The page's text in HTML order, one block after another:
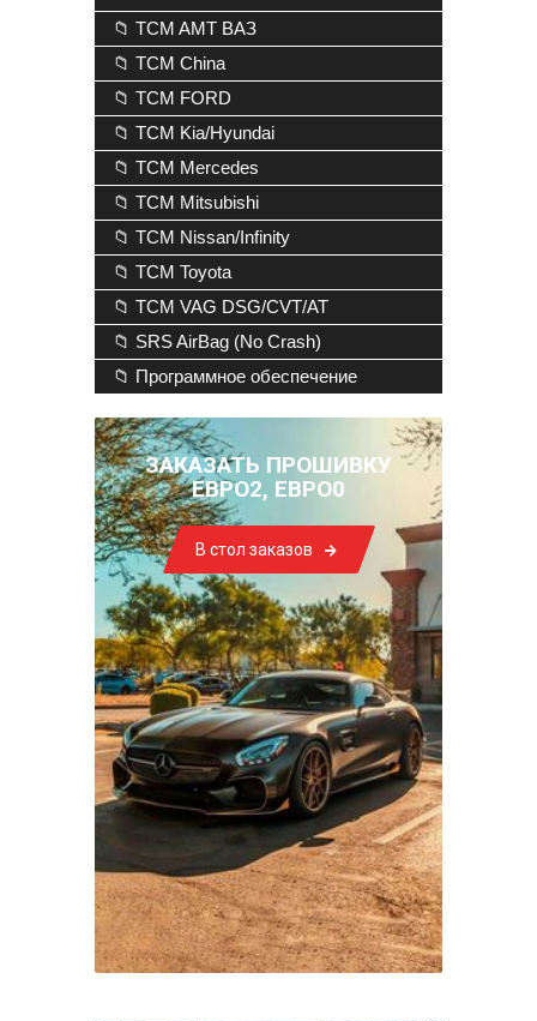
📁 TCM AMT ВАЗ
📁 TCM China
📁 TCM FORD
📁 TCM Kia/Hyundai
📁 TCM Mercedes
📁 TCM Mitsubishi
📁 TCM Nissan/Infinity
📁 TCM Toyota
📁 TCM VAG DSG/CVT/AT
📁 SRS AirBag (No Crash)
📁 Программное обеспечение
ЗАКАЗАТЬ ПРОШИВКУ
ЕВРО2, ЕВРО0
В стол заказов